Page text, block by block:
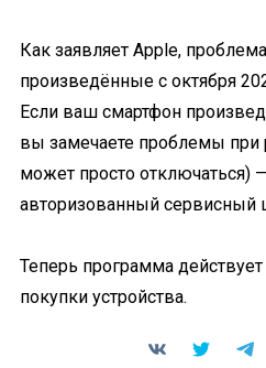
Как заявляет Apple,
произведённые с октября
Если ваш смартфон
вы замечаете проблемы при
может просто отключаться)
авторизованный сервисный
Теперь программа
покупки устройства.